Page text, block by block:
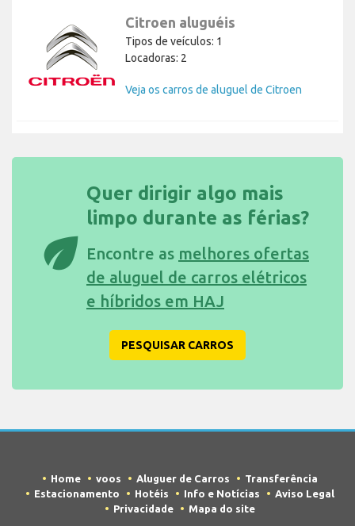
Citroen aluguéis
Tipos de veículos: 1
Locadoras: 2
Veja os carros de aluguel de Citroen
eco
Quer dirigir algo mais
limpo durante as férias?
Encontre as melhores ofertas
de aluguel de carros elétricos
e híbridos em HAJ
PESQUISAR CARROS
Home voos Aluguer de Carros
Transferência
Estacionamento
Hotéis Info e Notícias
Aviso Legal
Privacidade
Mapa do site